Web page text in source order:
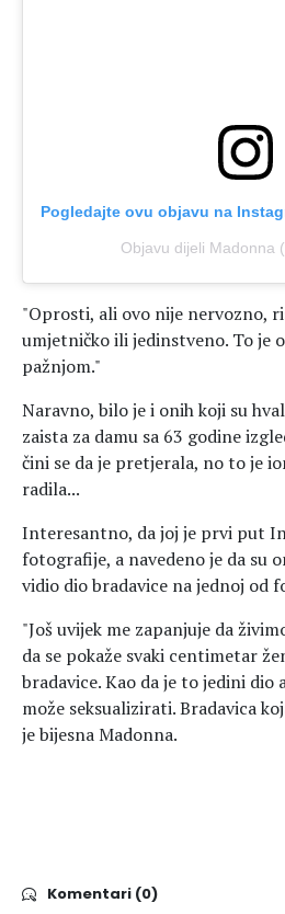
Pogledajte ovu objavu na
Objavu dijeli Madonna
"Oprosti, ali ovo nije nervozno,
umjetničko ili jedinstveno. To je
pažnjom."
Naravno, bilo je i onih koji su
zaista za damu sa 63 godine
čini se da je pretjerala, no to je
radila...
Interesantno, da joj je prvi put
fotografije, a navedeno je da su
vidio dio bradavice na jednoj od
"Još uvijek me zapanjuje da
da se pokaže svaki centimetar
bradavice. Kao da je to jedini dio
može seksualizirati. Bradavica
je bijesna Madonna.
Komentari (0)